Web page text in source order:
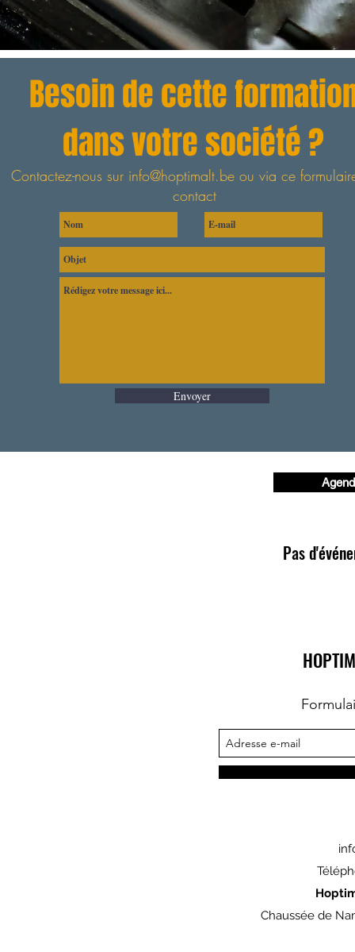
Besoin de cette
dans votre société ?
Contactez-nous sur info@hoptimalt.beou via ce
contact
Envoyer
Pas
Chaussée de